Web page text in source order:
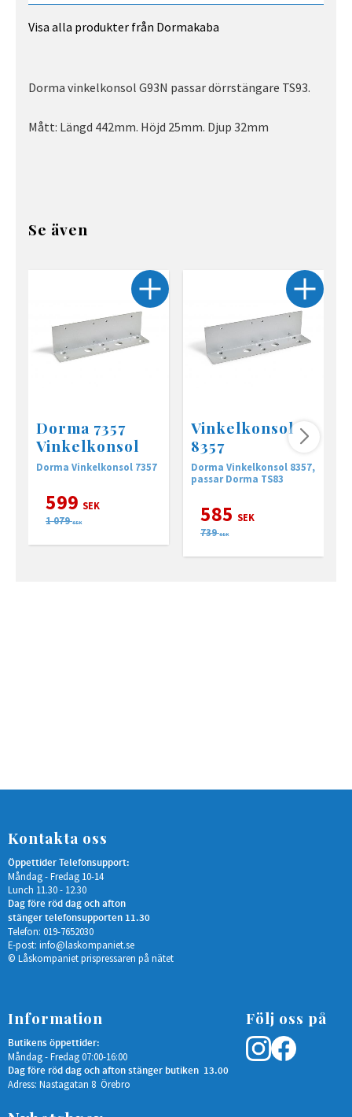
Visa alla produkter från Dormakaba
Dorma vinkelkonsol G93N passar dörrstängare TS93.
Mått: Längd 442mm. Höjd 25mm. Djup 32mm
Se även
Dorma 7357
Vinkelkonsol
Dorma Vinkelkonsol 7357
599 SEK
1 079 SEK
Vinkelkonsol
8357
Dorma Vinkelkonsol 8357,
passar Dorma TS83
585 SEK
739 SEK
Kontakta oss
Öppettider Telefonsupport:
Måndag - Fredag 10-14
Lunch 11.30 - 12.30
Dag före röd dag och afton
stänger telefonsupporten 11.30
Telefon: 019-7652030
E-post: info@laskompaniet.se
© Låskompaniet prispressaren på nätet
Information
Butikens öppettider:
Måndag - Fredag 07:00-16:00
Dag före röd dag och afton stänger butiken 13.00
Adress: Nastagatan 8 Örebro
Följ oss på